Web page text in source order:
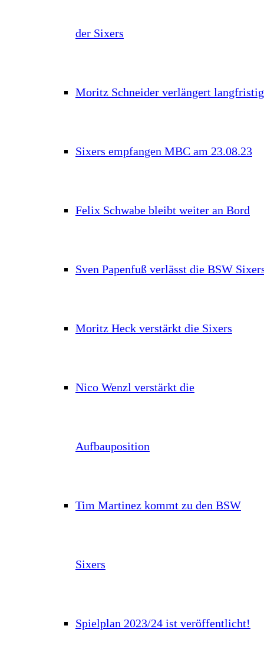
der Sixers
Moritz Schneider verlängert langfristig
Sixers empfangen MBC am 23.08.23
Felix Schwabe bleibt weiter an Bord
Sven Papenfuß verlässt die BSW
Moritz Heck verstärkt die Sixers
Nico Wenzl verstärkt die
Aufbauposition
Tim Martinez kommt zu den BSW
Sixers
Spielplan 2023/24 ist veröffentlicht!